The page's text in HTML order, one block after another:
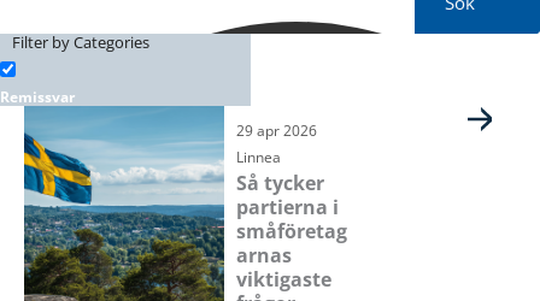
Filter by Categories
Remissvar
29 apr 2026
Linnea
Så tycker
partierna i
småföretag
arnas
viktigaste